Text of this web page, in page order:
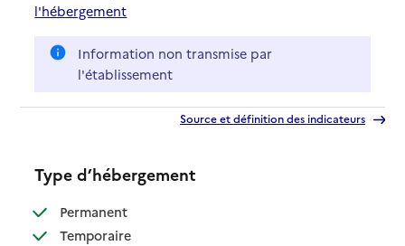
l'hébergement
Information non transmise par
l'établissement
Source et définition des indicateurs
Type d’hébergement
Permanent: disponible
Temporaire: disponible